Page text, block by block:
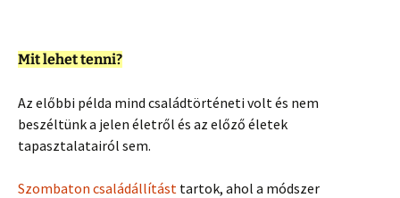
Mit lehet tenni?
Az előbbi példa mind családtörténeti volt és nem
beszéltünk a jelen életről és az előző életek
tapasztalatairól sem.
Szombaton családállítást tartok, ahol a módszer